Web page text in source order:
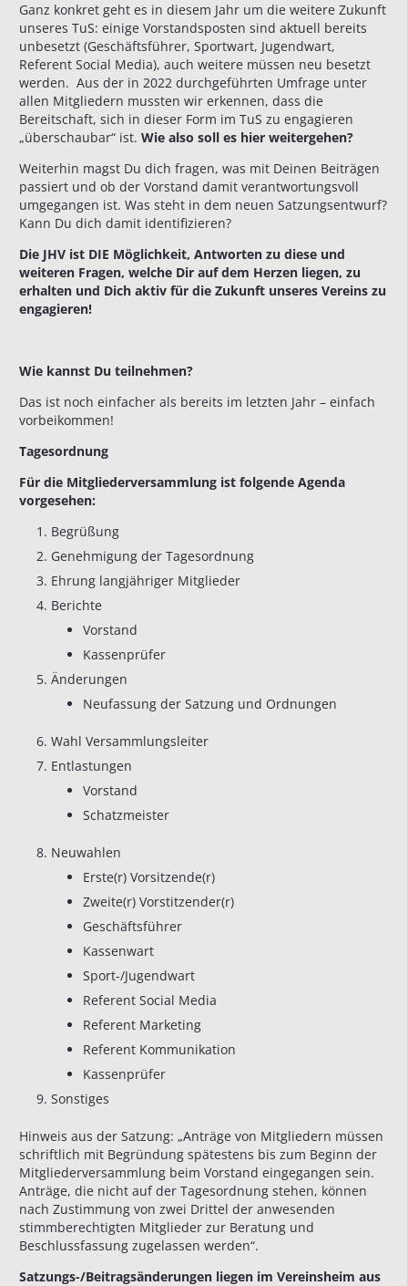
Ganz konkret geht es in diesem Jahr um die weitere Zukunft
unseres TuS: einige Vorstandsposten sind aktuell bereits
unbesetzt (Geschäftsführer, Sportwart, Jugendwart,
Referent Social Media), auch weitere müssen neu besetzt
werden. Aus der in 2022 durchgeführten Umfrage unter
allen Mitgliedern mussten wir erkennen, dass die
Bereitschaft, sich in dieser Form im TuS zu engagieren
„überschaubar“ ist. Wie also soll es hier weitergehen?
Weiterhin magst Du dich fragen, was mit Deinen Beiträgen
passiert und ob der Vorstand damit verantwortungsvoll
umgegangen ist. Was steht in dem neuen Satzungsentwurf?
Kann Du dich damit identifizieren?
Die JHV ist DIE Möglichkeit, Antworten zu diese und
weiteren Fragen, welche Dir auf dem Herzen liegen, zu
erhalten und Dich aktiv für die Zukunft unseres Vereins zu
engagieren!
Wie kannst Du teilnehmen?
Das ist noch einfacher als bereits im letzten Jahr – einfach
vorbeikommen!
Tagesordnung
Für die Mitgliederversammlung ist folgende Agenda
vorgesehen:
Begrüßung
Genehmigung der Tagesordnung
Ehrung langjähriger Mitglieder
Berichte
Vorstand
Kassenprüfer
Änderungen
Neufassung der Satzung und Ordnungen
Wahl Versammlungsleiter
Entlastungen
Vorstand
Schatzmeister
Neuwahlen
Erste(r) Vorsitzende(r)
Zweite(r) Vorstitzender(r)
Geschäftsführer
Kassenwart
Sport-/Jugendwart
Referent Social Media
Referent Marketing
Referent Kommunikation
Kassenprüfer
Sonstiges
Hinweis aus der Satzung: „Anträge von Mitgliedern müssen
schriftlich mit Begründung spätestens bis zum Beginn der
Mitgliederversammlung beim Vorstand eingegangen sein.
Anträge, die nicht auf der Tagesordnung stehen, können
nach Zustimmung von zwei Drittel der anwesenden
stimmberechtigten Mitglieder zur Beratung und
Beschlussfassung zugelassen werden“.
Satzungs-/Beitragsänderungen liegen im Vereinsheim aus